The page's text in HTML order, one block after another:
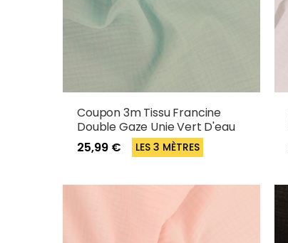
Coupon 3m Tissu Francine
Double Gaze Unie Vert D'eau
25,99 €
LES 3 MÈTRES